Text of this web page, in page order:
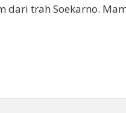
trah Soekarno.